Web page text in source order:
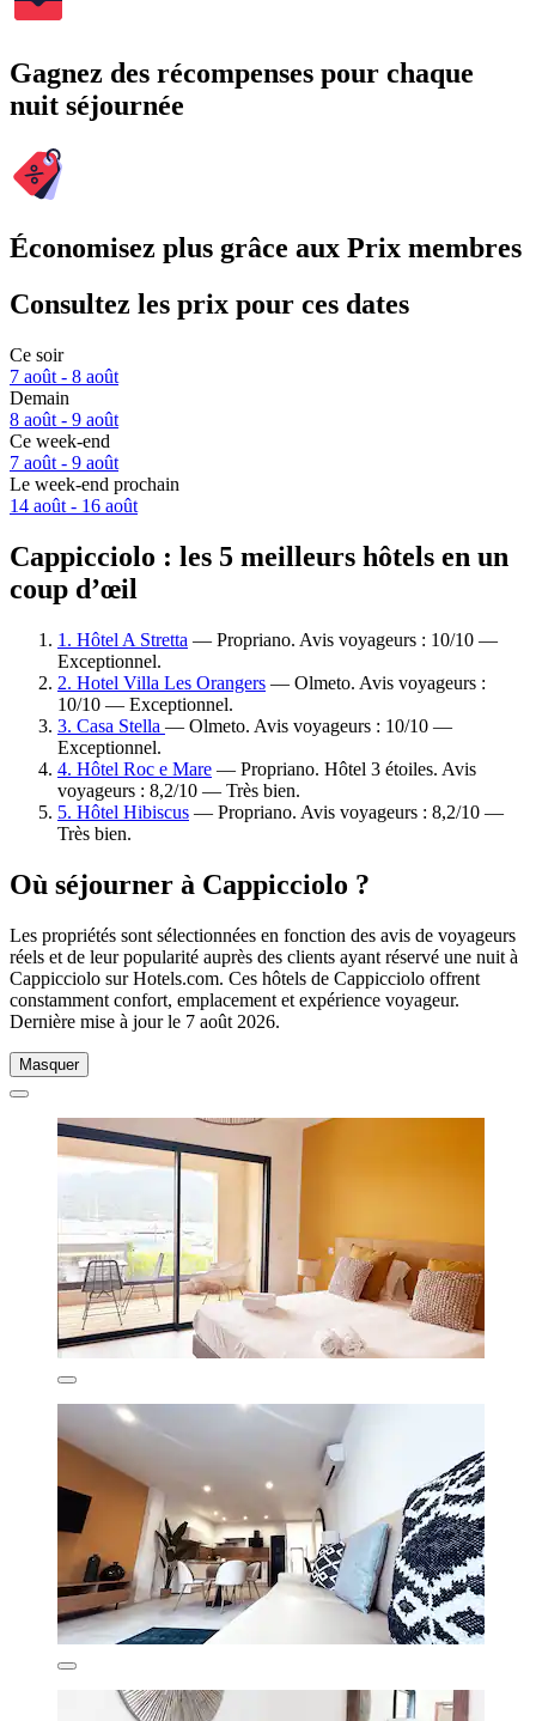
Gagnez des récompenses pour chaque
nuit séjournée
Économisez plus grâce aux Prix membres
Consultez les prix pour ces dates
Ce soir
7 août - 8 août
Demain
8 août - 9 août
Ce week-end
7 août - 9 août
Le week-end prochain
14 août - 16 août
Cappicciolo : les 5 meilleurs hôtels en un
coup d’œil
1. Hôtel A Stretta — Propriano. Avis voyageurs : 10/10 —
Exceptionnel.
2. Hotel Villa Les Orangers — Olmeto. Avis voyageurs :
10/10 — Exceptionnel.
3. Casa Stella — Olmeto. Avis voyageurs : 10/10 —
Exceptionnel.
4. Hôtel Roc e Mare — Propriano. Hôtel 3 étoiles. Avis
voyageurs : 8,2/10 — Très bien.
5. Hôtel Hibiscus — Propriano. Avis voyageurs : 8,2/10 —
Très bien.
Où séjourner à Cappicciolo ?
Les propriétés sont sélectionnées en fonction des avis de voyageurs
réels et de leur popularité auprès des clients ayant réservé une nuit à
Cappicciolo sur Hotels.com. Ces hôtels de Cappicciolo offrent
constamment confort, emplacement et expérience voyageur.
Dernière mise à jour le 7 août 2026.
Masquer